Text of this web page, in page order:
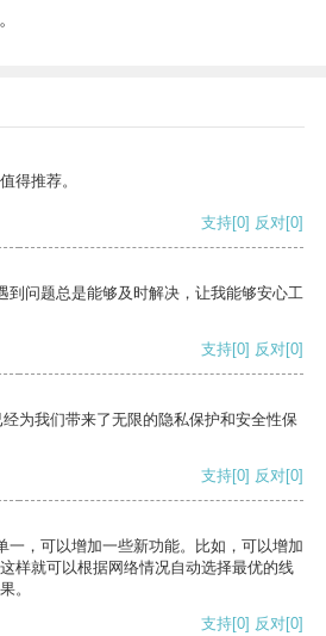
得推荐。
支持[0] 反对[0]
到问题总是能够及时解决，让我能够安心工
支持[0] 反对[0]
为我们带来了无限的隐私保护和安全性保
支持[0] 反对[0]
一，可以增加一些新功能。比如，可以增加
样就可以根据网络情况自动选择最优的线
。
支持[0] 反对[0]